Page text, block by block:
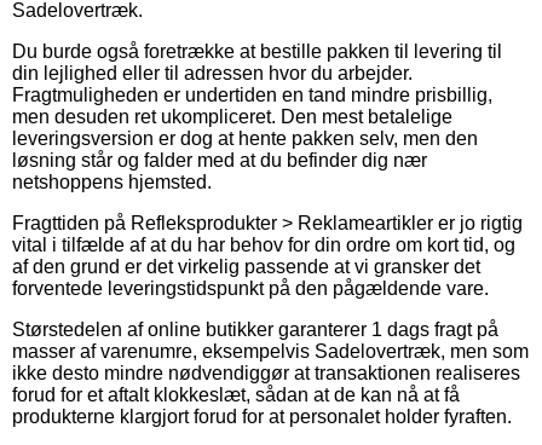
Sadelovertræk.
Du burde også foretrække at bestille pakken til levering til
din lejlighed eller til adressen hvor du arbejder.
Fragtmuligheden er undertiden en tand mindre prisbillig,
men desuden ret ukompliceret. Den mest betalelige
leveringsversion er dog at hente pakken selv, men den
løsning står og falder med at du befinder dig nær
netshoppens hjemsted.
Fragttiden på Refleksprodukter > Reklameartikler er jo rigtig
vital i tilfælde af at du har behov for din ordre om kort tid, og
af den grund er det virkelig passende at vi gransker det
forventede leveringstidspunkt på den pågældende vare.
Størstedelen af online butikker garanterer 1 dags fragt på
masser af varenumre, eksempelvis Sadelovertræk, men som
ikke desto mindre nødvendiggør at transaktionen realiseres
forud for et aftalt klokkeslæt, sådan at de kan nå at få
produkterne klargjort forud for at personalet holder fyraften.